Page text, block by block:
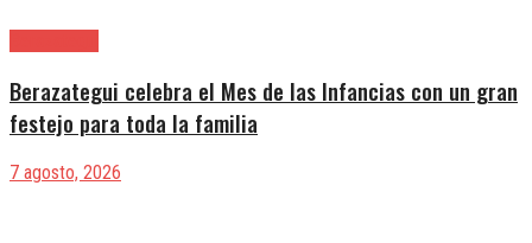
Berazategui celebra el Mes de las Infancias con un gran
festejo para toda la familia
7 agosto, 2026